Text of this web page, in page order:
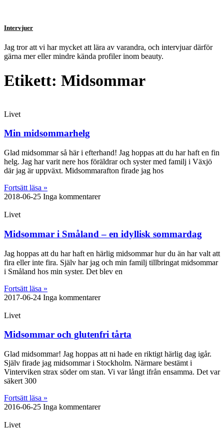
Intervjuer
Jag tror att vi har mycket att lära av varandra, och intervjuar därför
gärna mer eller mindre kända profiler inom beauty.
Etikett: Midsommar
Livet
Min midsommarhelg
Glad midsommar så här i efterhand! Jag hoppas att du har haft en fin
helg. Jag har varit nere hos föräldrar och syster med familj i Växjö
där jag är uppväxt. Midsommarafton firade jag hos
Fortsätt läsa »
2018-06-25 Inga kommentarer
Livet
Midsommar i Småland – en idyllisk sommardag
Jag hoppas att du har haft en härlig midsommar hur du än har valt att
fira eller inte fira. Själv har jag och min familj tillbringat midsommar
i Småland hos min syster. Det blev en
Fortsätt läsa »
2017-06-24 Inga kommentarer
Livet
Midsommar och glutenfri tårta
Glad midsommar! Jag hoppas att ni hade en riktigt härlig dag igår.
Själv firade jag midsommar i Stockholm. Närmare bestämt i
Vinterviken strax söder om stan. Vi var långt ifrån ensamma. Det var
säkert 300
Fortsätt läsa »
2016-06-25 Inga kommentarer
Livet